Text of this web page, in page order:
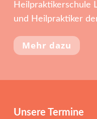
Heilpraktikerschule
und Heilpraktiker
Mehr dazu
Unsere Termine